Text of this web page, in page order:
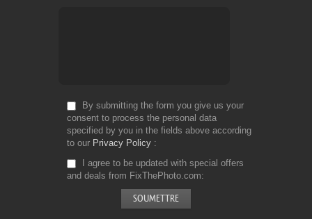
By submitting the form you give us your
consent to process the personal data
specified by you in the fields above according
to our Privacy Policy
I agree to be updated with special offers
and deals from FixThePhoto.com